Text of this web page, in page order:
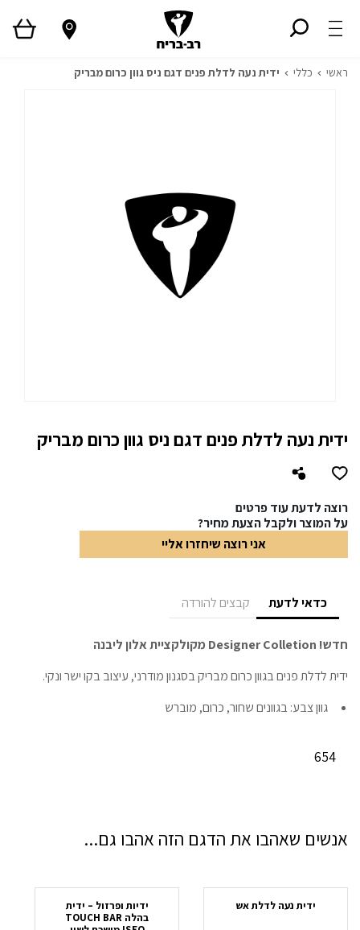
ראשי כללי ידית נעה לדלת פנים דגם ניס גוון כרום מבריק
ידית נעה לדלת פנים דגם ניס גוון כרום מבריק
רוצה לדעת עוד פרטים
על המוצר ולקבל הצעת מחיר?
אני רוצה שיחזרו אליי
כדאי לדעת קבצים להורדה
חדש! Designer Colletion מקולקציית אלון ליבנה
ידית לדלת פנים בגוון כרום מבריק בסגנון מודרני, עיצוב בקו ישר ונקי.
גוון צבע:בגוונים שחור, כרום, מוברש
654
אנשים שאהבו את הדגם הזה אהבו גם...
ידית נעה לדלת אש
ידיות ופרזול – ידית
בהלה TOUCH BAR